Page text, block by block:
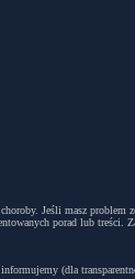
Jeśli masz problem
porad lub treści.
(dla